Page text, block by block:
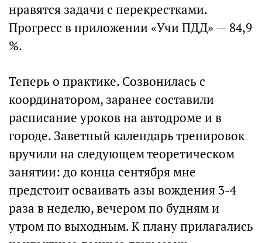
нравятся задачи с перекрестками.
Прогресс в приложении «Учи ПДД» — 84,9
%.
Теперь о практике. Созвонилась с
координатором, заранее составили
расписание уроков на автодроме и в
городе. Заветный календарь тренировок
вручили на следующем теоретическом
занятии: до конца сентября мне
предстоит осваивать азы вождения 3-4
раза в неделю, вечером по будням и
утром по выходным. К плану прилагались